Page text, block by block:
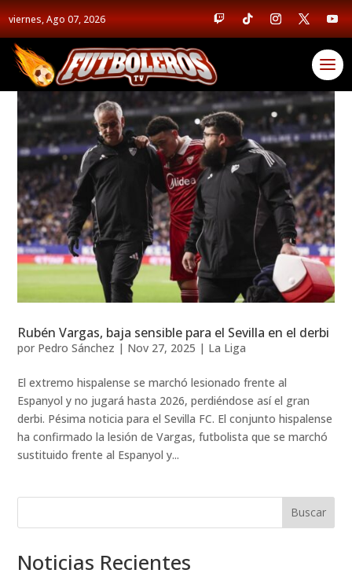
viernes, Ago 07, 2026
Rubén Vargas, baja sensible para el Sevilla en el derbi
por Pedro Sánchez | Nov 27, 2025 | La Liga
El extremo hispalense se marchó lesionado frente al
Espanyol y no jugará hasta 2026, perdiéndose así el gran
derbi. Pésima noticia para el Sevilla FC. El conjunto hispalense
ha confirmado la lesión de Vargas, futbolista que se marchó
sustituido frente al Espanyol y...
Buscar
Noticias Recientes